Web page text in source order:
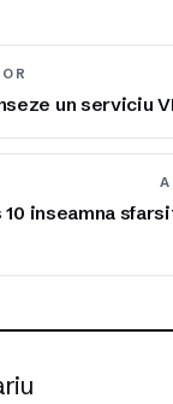
un serviciu
10 inseamna